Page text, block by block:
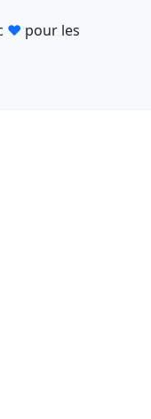
♥ pour les